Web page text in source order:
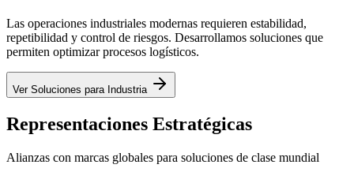
Las operaciones industriales modernas requieren estabilidad,
repetibilidad y control de riesgos. Desarrollamos soluciones que
permiten optimizar procesos logísticos.
Ver Soluciones para Industria
Representaciones Estratégicas
Alianzas con marcas globales para soluciones de clase mundial